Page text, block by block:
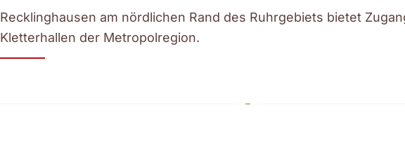
Recklinghausen am nördlichen Rand des Ruhrgebiets bietet
Kletterhallen der Metropolregion.